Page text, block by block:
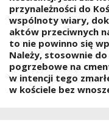
przynależności do
wspólnoty wiary,
aktów przeciwnych
to nie powinno się
Należy, stosownie
pogrzebowe na
w intencji tego
w kościele bez